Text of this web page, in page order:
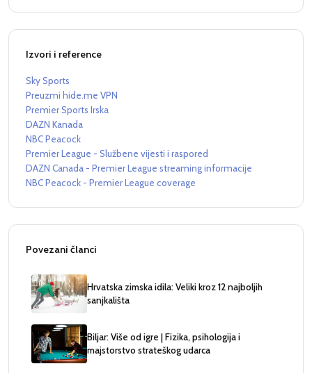
Izvori i reference
Sky Sports
Preuzmi hide.me VPN
Premier Sports Irska
DAZN Kanada
NBC Peacock
Premier League - Službene vijesti i raspored
DAZN Canada - Premier League streaming informacije
NBC Peacock - Premier League coverage
Povezani članci
Hrvatska zimska idila: Veliki kroz 12 najboljih
sanjkališta
Biljar: Više od igre | Fizika, psihologija i
majstorstvo strateškog udarca